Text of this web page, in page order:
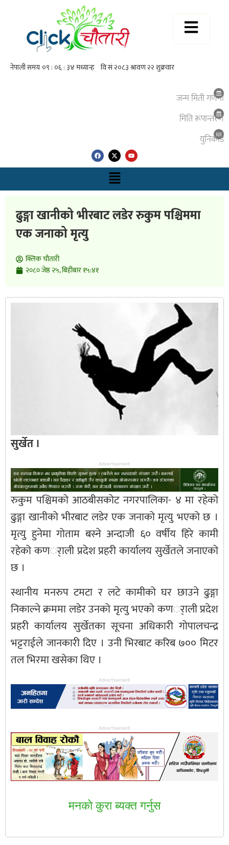
जन्म मिती गणना
मिति रूपान्तरण
युनिकाेड
ढुङ्गा खानीको भीरबाट लडेर रुकुम पश्चिममा
एक जनाको मृत्यु
क्लिक चाैतारी
२०८० जेष्ठ २५, बिहीबार १५:४१
सुर्खेत ।
Advertisement
रुकुम पश्चिमको आठबीसकोट नगरपालिका- ४ मा रहेको
ढुङ्गा खानीको भीरबाट लडेर एक जनाको मृत्यु भएको छ ।
मृत्यु हुनेमा गोताम बस्ने अन्दाजी ६० वर्षीय हिरे कामी
रहेको कणर्ाली प्रदेश प्रहरी कार्यालय सुर्खेतले जनाएको
छ ।
स्थानीय मनरुप टमटा र लटे कामीको घर छाउने ढुङ्गा
निकाल्ने क्रममा लडेर उनको मृत्यु भएको कणर्ाली प्रदेश
प्रहरी कार्यालय सुर्खेतका सूचना अधिकारी गोपालचन्द्र
भट्टराईले जानकारी दिए । उनी भिरबाट करिब ७०० मिटर
तल भिरमा खसेका थिए ।
Advertisement
Advertisement
मनकाे कुरा ब्यक्त गर्नुस